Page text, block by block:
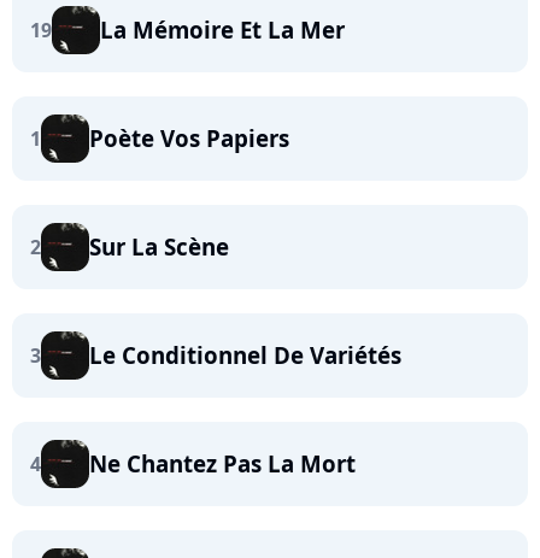
19 La Mémoire Et La Mer
1 Poète Vos Papiers
2 Sur La Scène
3 Le Conditionnel De Variétés
4 Ne Chantez Pas La Mort